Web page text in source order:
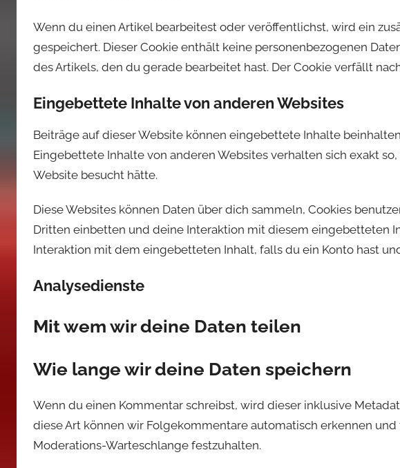
Wenn du einen Artikel bearbeitest oder veröffentlichst, wird ein
gespeichert. Dieser Cookie enthält keine personenbezogenen
des Artikels, den du gerade bearbeitet hast. Der Cookie verfällt
Eingebettete Inhalte von anderen Websites
Beiträge auf dieser Website können eingebettete Inhalte beinhalten
Eingebettete Inhalte von anderen Websites verhalten sich exakt
Website besucht hätte.
Diese Websites können Daten über dich sammeln, Cookies
Dritten einbetten und deine Interaktion mit diesem eingebetteten
Interaktion mit dem eingebetteten Inhalt, falls du ein Konto hast
Analysedienste
Mit wem wir deine Daten teilen
Wie lange wir deine Daten speichern
Wenn du einen Kommentar schreibst, wird dieser inklusive
diese Art können wir Folgekommentare automatisch erkennen
Moderations-Warteschlange festzuhalten.